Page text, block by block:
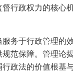
行政权力的核
务于行政管理
范保障。管理
政法的价值根基